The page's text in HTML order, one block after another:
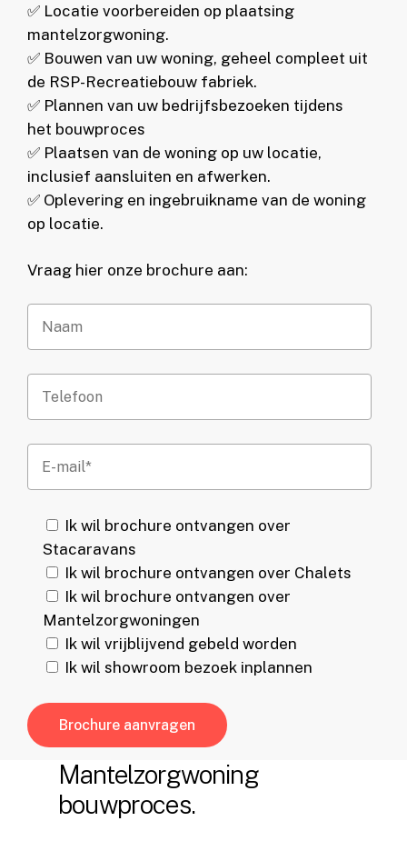
✅ Locatie voorbereiden op plaatsing
mantelzorgwoning.
✅ Bouwen van uw woning, geheel compleet uit
de RSP-Recreatiebouw fabriek.
✅ Plannen van uw bedrijfsbezoeken tijdens
het bouwproces
✅ Plaatsen van de woning op uw locatie,
inclusief aansluiten en afwerken.
✅ Oplevering en ingebruikname van de woning
op locatie.
Vraag hier onze brochure aan:
Ik wil brochure ontvangen over
Stacaravans
Ik wil brochure ontvangen over Chalets
Ik wil brochure ontvangen over
Mantelzorgwoningen
Ik wil vrijblijvend gebeld worden
Ik wil showroom bezoek inplannen
Mantelzorgwoning
bouwproces.